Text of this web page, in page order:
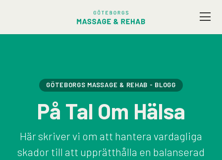
Företagsmassage
Friskvård
Terapeuter
GÖTEBORGS MASSAGE & REHAB - BLOGG
På Tal Om Hälsa
Här skriver vi om att hantera vardagliga
skador till att upprätthålla en balanserad